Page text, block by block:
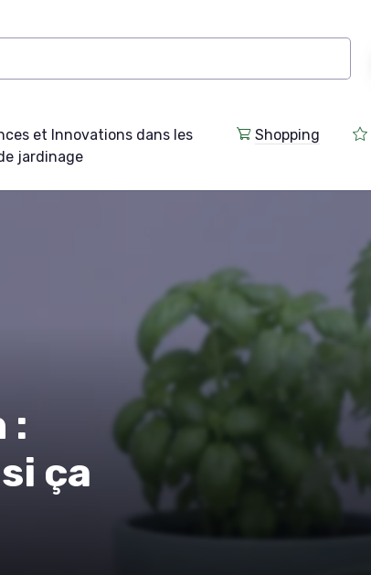
et Innovations dans les
jardinage
Shopping
:
ça